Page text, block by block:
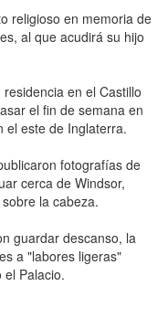
religioso en memoria de
al que acudirá su hijo
en el Castillo
el fin de semana en
el este de Inglaterra.
fotografías de
cerca de Windsor,
la cabeza.
guardar descanso, la
a "labores ligeras"
Palacio.